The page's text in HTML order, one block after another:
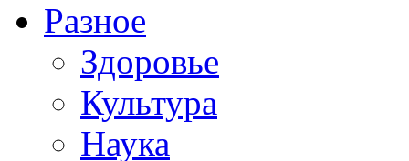
Разное
Здоровье
Культура
Наука